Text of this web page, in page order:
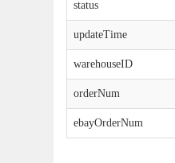
status
updateTime
warehouseID
orderNum
ebayOrderNum